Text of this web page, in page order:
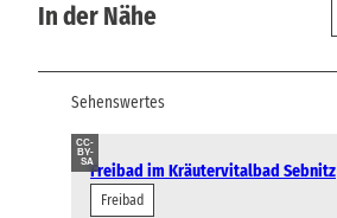
In der Nähe
Sehenswertes
CC-
BY-
SAFreibad im Kräutervitalbad Sebnitz
Freibad